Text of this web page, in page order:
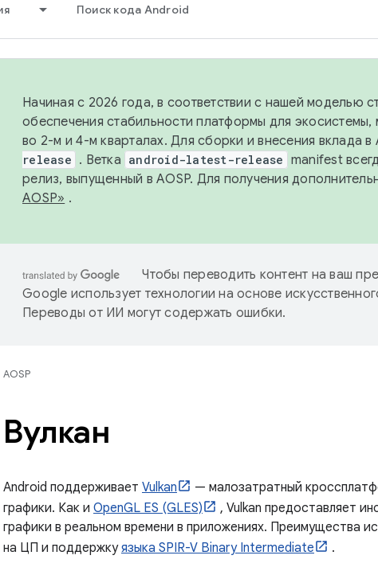
Поиск кода Android
Начиная с 2026 года, в соответствии с нашей моделью
обеспечения стабильности платформы для
во 2-м и 4-м кварталах. Для сборки и внесения вклада в
release . Ветка android-latest-release manifest
релиз, выпущенный в AOSP. Для получения
AOSP» .
Чтобы переводить контент на ваш
Google использует технологии на основе
Переводы от ИИ могут содержать ошибки.
AOSP
Вулкан
Android поддерживает Vulkan
— малозатратный
графики. Как и OpenGL ES (GLES)
, Vulkan предоставляет
графики в реальном времени в приложениях. Преимущества
на ЦП и поддержкуязыка SPIR-V Binary Intermediate
.